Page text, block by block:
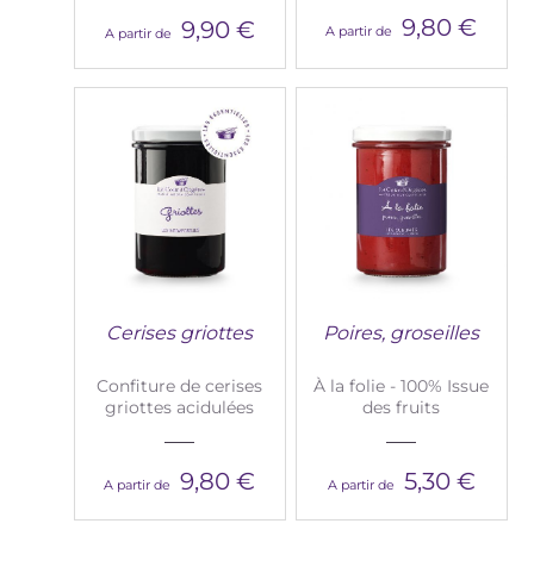
A partir de 9,90 € A partir de 9,80 €
Cerises griottes
Confiture de cerises
griottes acidulées
A partir de 9,80 €
Poires, groseilles
À la folie - 100% Issue
des fruits
A partir de 5,30 €